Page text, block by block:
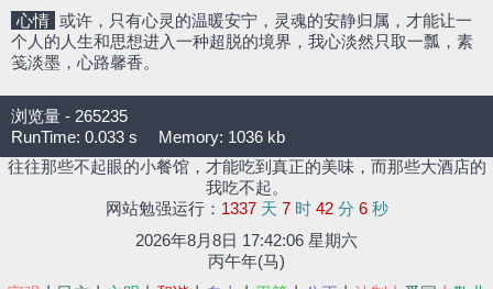
心情 或许，只有心灵的温暖安宁，灵魂的安静归属，才能让一
个人的人生和思想进入一种超脱的境界，我心淡然只取一瓢，素
笺淡墨，心路馨香。
浏览量 - 265235
RunTime: 0.033 s
Memory: 1036 kb
往往那些不起眼的小餐馆，才能吃到真正的美味，而那些大酒店的
我吃不起。
网站勉强运行： 1337天 7时 42分 7秒
2026年8月8日 17:42:07 星期六
丙午年(马)